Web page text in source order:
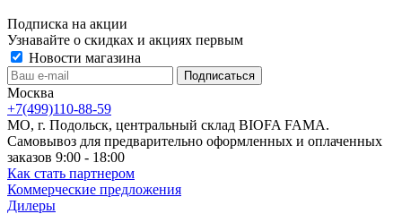
Подписка на акции
Узнавайте о скидках и акциях первым
Новости магазина
Москва
+7(499)110-88-59
МО, г. Подольск, центральный склад BIOFA FAMA.
Самовывоз для предварительно оформленных и оплаченных
заказов 9:00 - 18:00
Как стать партнером
Коммерческие предложения
Дилеры